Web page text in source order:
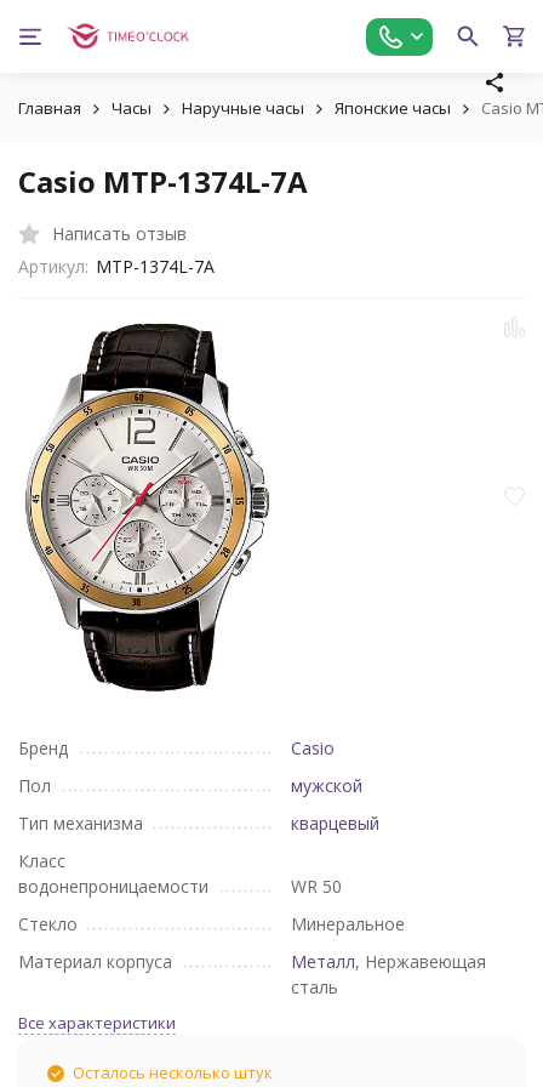
Главная Часы Наручные часы Японские часы Casio
Casio MTP-1374L-7A
Написать отзыв
Артикул: MTP-1374L-7A
Бренд
Casio
Пол
мужской
Тип механизма
кварцевый
Класс
водонепроницаемости
WR 50
Стекло
Минеральное
Материал корпуса
Металл, Нержавеющая
сталь
Все характеристики
Осталось несколько штук